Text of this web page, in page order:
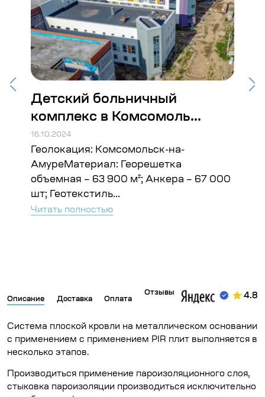
Детский больничный
комплекс в Комсомоль...
16.10.2024
Геолокация: Комсомольск-на-
АмуреМатериал: Георешетка
объемная – 63 900 м²; Анкера – 67 000
шт; Геотекстиль...
Читать полностью
Описание Доставка Оплата
Отзывы 4.8
Система плоской кровли на металлическом основании
с применением с применением PIR плит выполняется в
несколько этапов.
Производиться применение пароизоляционного слоя,
стыковка пароизоляции производиться исключительно